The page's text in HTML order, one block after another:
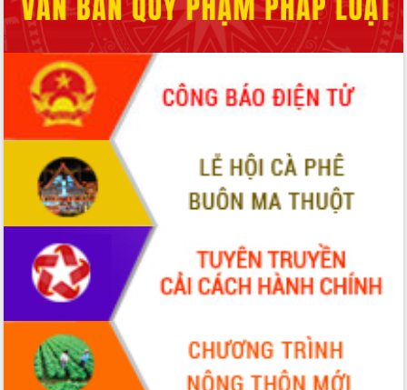
2026-2031
Đảm bảo cuộc bầu cử đại biểu Quốc
hội và đại biểu HĐND các cấp diễn ra
an toàn, hiệu quả, đúng quy định
Thủ tướng Chính phủ Phạm Minh Chính
kiểm tra, chỉ đạo hoàn thành các dự
án cao tốc và thăm khu tái định cư tại
Đắk Lắk
Sôi nổi Hội đua ngựa truyền thống Gò
Thì Thùng mừng Xuân Bính Ngọ 2026
Lãnh đạo tỉnh dâng hương tưởng niệm
tại Đập Đồng Cam đầu Xuân Bính Ngọ
Ngành nông nghiệp phấn đấu tăng
trưởng đạt 5,86% trong năm 2026
UBND tỉnh Đắk Lắk triển khai công tác
quốc phòng, quân sự địa phương năm
2026
Đắk Lắk tập trung toàn lực khắc phục
tồn tại IUU, sẵn sàng làm việc với
Đoàn thanh tra EC